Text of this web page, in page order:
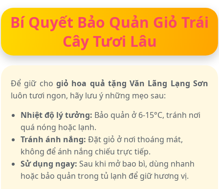
Bí Quyết Bảo Quản Giỏ Trái
Cây Tươi Lâu
Để giữ cho giỏ hoa quả tặng Văn Lãng Lạng Sơn
luôn tươi ngon, hãy lưu ý những mẹo sau:
Nhiệt độ lý tưởng: Bảo quản ở 6-15°C, tránh nơi
quá nóng hoặc lạnh.
Tránh ánh nắng: Đặt giỏ ở nơi thoáng mát,
không để ánh nắng chiếu trực tiếp.
Sử dụng ngay: Sau khi mở bao bì, dùng nhanh
hoặc bảo quản trong tủ lạnh để giữ hương vị.